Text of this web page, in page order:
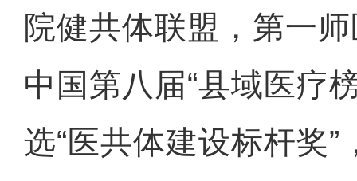
院健共体联盟，第一
中国第八届“县域医疗
选“医共体建设标杆奖